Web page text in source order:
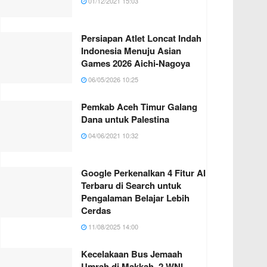
Persiapan Atlet Loncat Indah
Indonesia Menuju Asian
Games 2026 Aichi-Nagoya
06/05/2026 10:25
Pemkab Aceh Timur Galang
Dana untuk Palestina
04/06/2021 10:32
Google Perkenalkan 4 Fitur AI
Terbaru di Search untuk
Pengalaman Belajar Lebih
Cerdas
11/08/2025 14:00
Kecelakaan Bus Jemaah